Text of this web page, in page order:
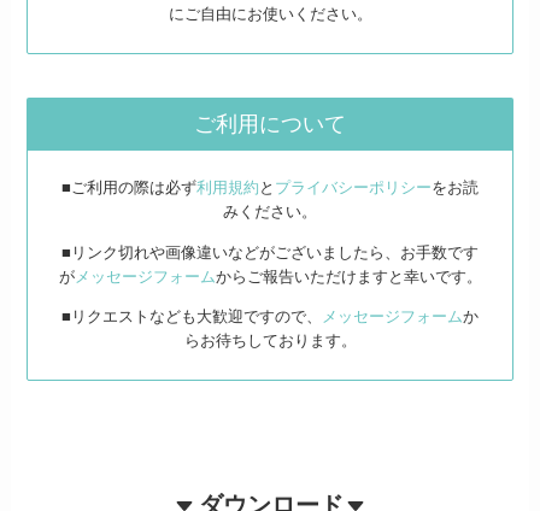
にご自由にお使いください。
ご利用について
■ご利用の際は必ず利用規約 と プライバシーポリシーをお読
みください。
■リンク切れや画像違いなどがございましたら、お手数です
がメッセージフォームからご報告いただけますと幸いです。
■リクエストなども大歓迎ですので、 メッセージフォームか
らお待ちしております。
ダウンロード